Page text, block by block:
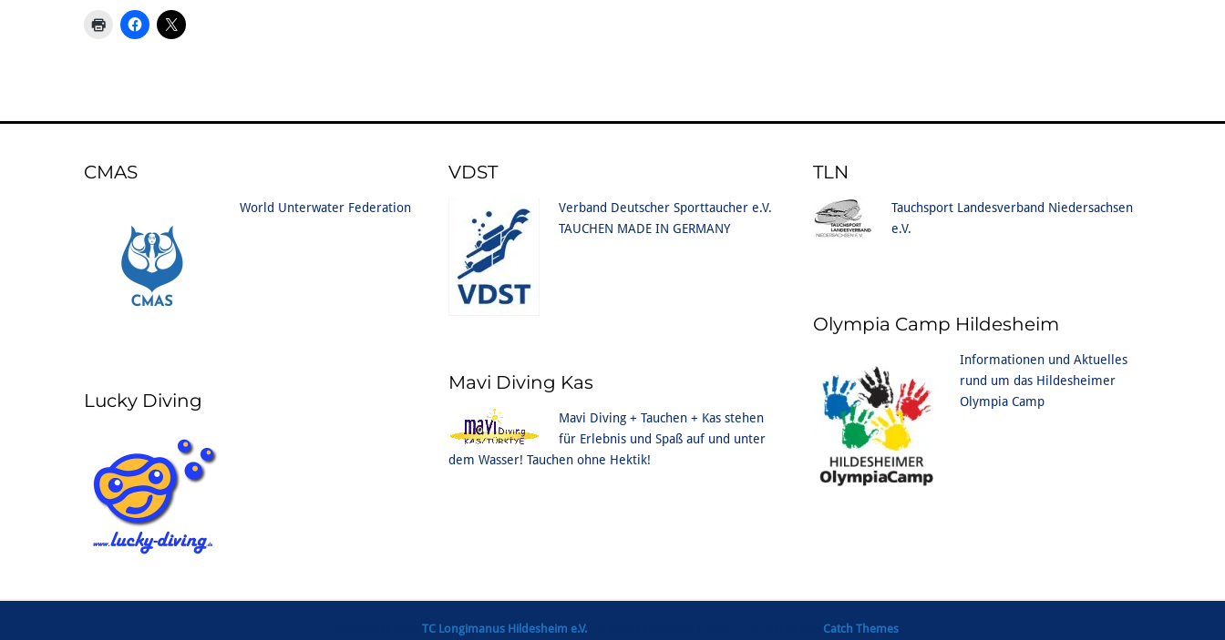
CMAS
World Unterwater Federation
Lucky Diving
VDST
Verband Deutscher Sporttaucher e.V.
TAUCHEN MADE IN GERMANY
Mavi Diving Kas
Mavi Diving + Tauchen + Kas stehen
für Erlebnis und Spaß auf und unter
dem Wasser! Tauchen ohne Hektik!
TLN
Tauchsport Landesverband Niedersachsen
e.V.
Olympia Camp Hildesheim
Informationen und Aktuelles
rund um das Hildesheimer
Olympia Camp
TC Longimanus Hildesheim e.V. Catch Themes